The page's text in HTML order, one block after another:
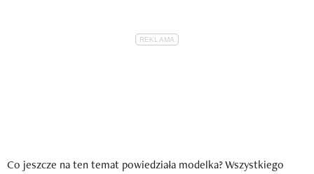
Co jeszcze na ten temat powiedziała modelka? Wszystkiego